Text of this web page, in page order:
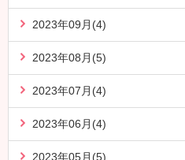
2023年09月(4)
2023年08月(5)
2023年07月(4)
2023年06月(4)
2023年05月(5)